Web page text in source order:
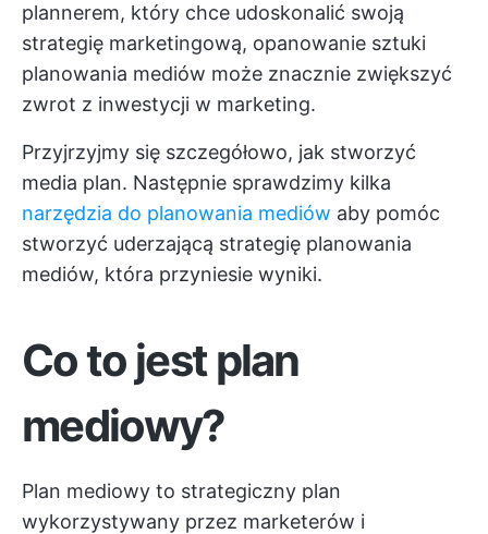
plannerem, który chce udoskonalić swoją
strategię marketingową, opanowanie sztuki
planowania mediów może znacznie zwiększyć
zwrot z inwestycji w marketing.
Przyjrzyjmy się szczegółowo, jak stworzyć
media plan. Następnie sprawdzimy kilka
narzędzia do planowania mediów aby pomóc
stworzyć uderzającą strategię planowania
mediów, która przyniesie wyniki.
Co to jest plan
mediowy?
Plan mediowy to strategiczny plan
wykorzystywany przez marketerów i